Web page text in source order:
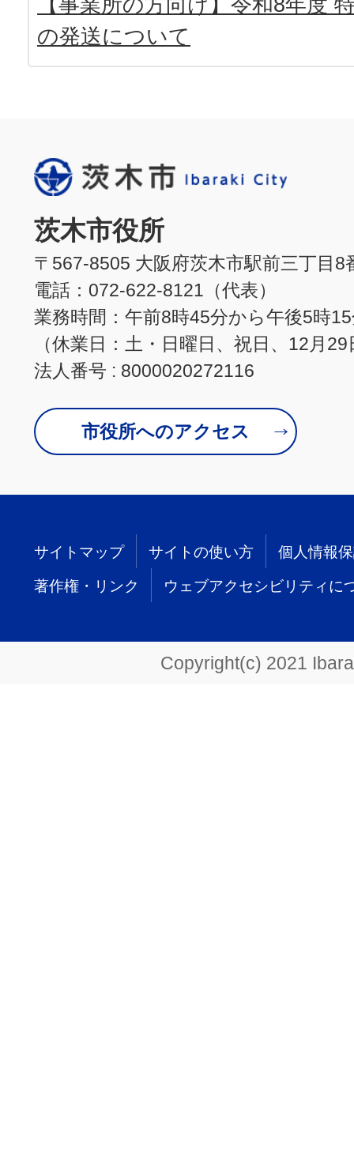
の発送について
茨木市役所
〒567-8505 大阪府茨木市駅前三丁目8
電話：072-622-8121（代表）
業務時間：午前8時45分から午後5時
（休業日：土・日曜日、祝日、12月
法人番号 : 8000020272116
市役所へのアクセス
サイトマップ サイトの使い方 個人情報
著作権・リンク ウェブアクセシビリティに
Copyright(c) 2021